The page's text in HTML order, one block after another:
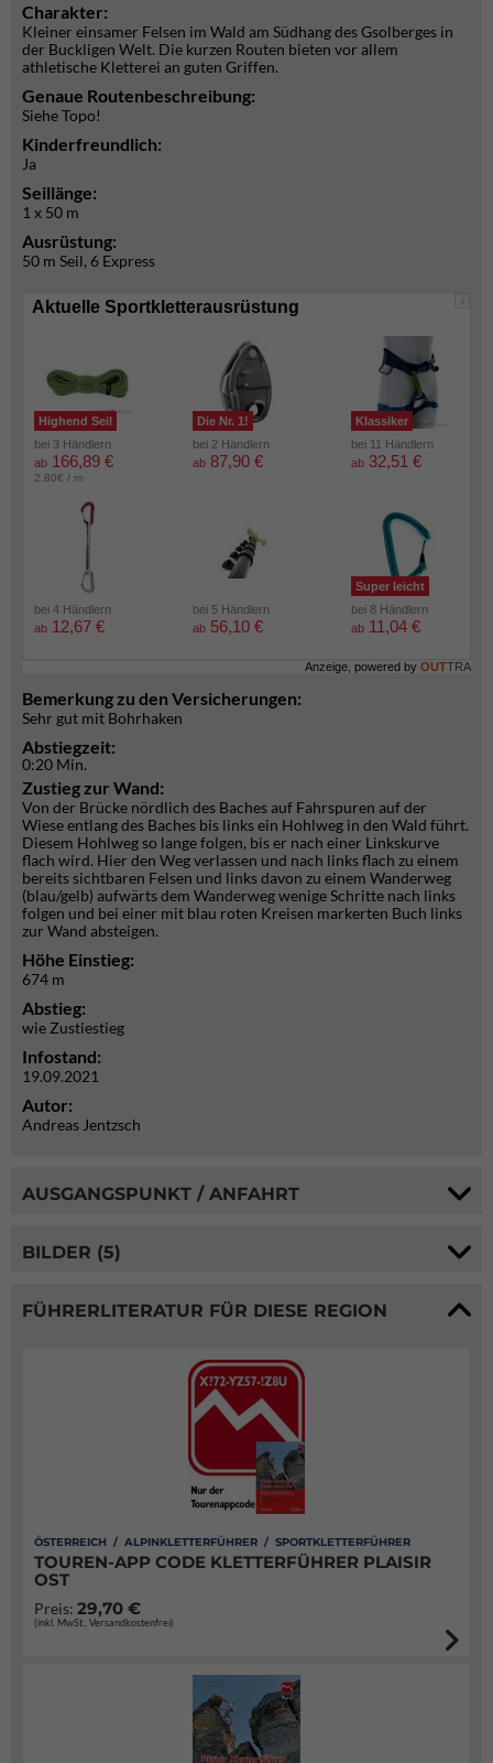
Charakter:
Kleiner einsamer Felsen im Wald am Südhang des Gsolberges in
der Buckligen Welt. Die kurzen Routen bieten vor allem
athletische Kletterei an guten Griffen.
Genaue Routenbeschreibung:
Siehe Topo!
Kinderfreundlich:
Ja
Seillänge:
1 x 50 m
Ausrüstung:
50 m Seil, 6 Express
i
Aktuelle Sportkletterausrüstung
Highend Seil
bei 3 Händlern
ab 166,89 €
2.80€ / m
Die Nr. 1!
bei 2 Händlern
ab 87,90 €
Klassiker
bei 11 Händlern
ab 32,51 €
bei 4 Händlern
ab 12,67 €
bei 5 Händlern
ab 56,10 €
Super leicht
bei 8 Händlern
ab 11,04 €
Anzeige, powered by OUTTRA
Bemerkung zu den Versicherungen:
Sehr gut mit Bohrhaken
Abstiegzeit:
0:20 Min.
Zustieg zur Wand:
Von der Brücke nördlich des Baches auf Fahrspuren auf der
Wiese entlang des Baches bis links ein Hohlweg in den Wald führt.
Diesem Hohlweg so lange folgen, bis er nach einer Linkskurve
flach wird. Hier den Weg verlassen und nach links flach zu einem
bereits sichtbaren Felsen und links davon zu einem Wanderweg
(blau/gelb) aufwärts dem Wanderweg wenige Schritte nach links
folgen und bei einer mit blau roten Kreisen markerten Buch links
zur Wand absteigen.
Höhe Einstieg:
674 m
Abstieg:
wie Zustiestieg
Infostand:
19.09.2021
Autor:
Andreas Jentzsch
AUSGANGSPUNKT / ANFAHRT
BILDER (5)
FÜHRERLITERATUR FÜR DIESE REGION
ÖSTERREICH / ALPINKLETTERFÜHRER / SPORTKLETTERFÜHRER
TOUREN-APP CODE KLETTERFÜHRER PLAISIR
OST
Preis: 29,70 €
(inkl. MwSt., Versandkostenfrei)